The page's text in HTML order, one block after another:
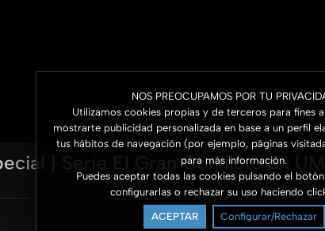
NOS PREOCUPAMOS POR TU
Utilizamos cookies propias y de terceros para fines
mostrarte publicidad personalizada en base a un perfil
tus hábitos de navegación (por ejemplo, páginas
para más información.
Puedes aceptar todas las cookies pulsando el botón
configurarlas o rechazar su uso haciendo
ACEPTAR Configurar/Rechazar
| Serie El Gran Conflicto en